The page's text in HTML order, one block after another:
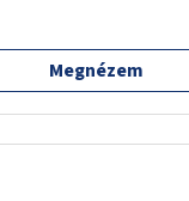
Megnézem